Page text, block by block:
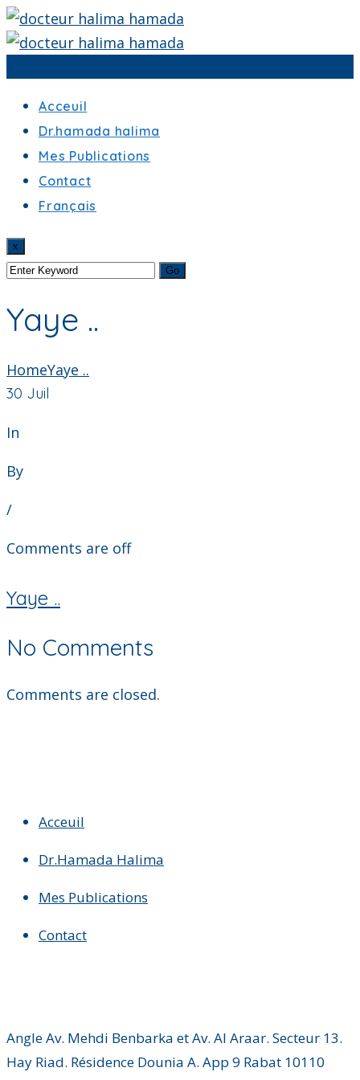
Acceuil
Dr.hamada halima
Mes Publications
Contact
Français
x
Yaye ..
HomeYaye ..
30 Juil
In
By
/
Comments are off
Yaye ..
No Comments
Comments are closed.
Acceuil
Dr.Hamada Halima
Mes Publications
Contact
Angle Av. Mehdi Benbarka et Av. Al Araar. Secteur 13.
Hay Riad. Résidence Dounia A. App 9 Rabat 10110